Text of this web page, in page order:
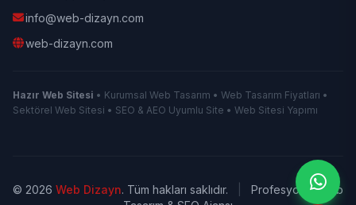
info@web-dizayn.com
web-dizayn.com
Hazır Web Sitesi • Kurumsal Web Tasarım • Web Tasarım Fiyatları •
Sektörel Web Sitesi • SEO & AEO Uyumlu Site • Web Sitesi Yapımı
© 2026 Web Dizayn. Tüm hakları saklıdır.
Profesyonel Web